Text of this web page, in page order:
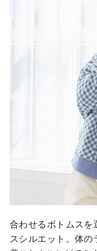
合わせるボトムスを
スシルエット。体